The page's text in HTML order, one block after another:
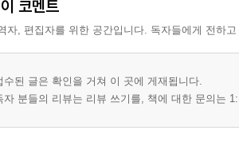
코멘트
자, 편집자를 위한 공간입니다. 독자들에게 전하
수된 글은 확인을 거쳐 이 곳에 게재됩니다.
자 분들의 리뷰는 리뷰 쓰기를, 책에 대한 문의는